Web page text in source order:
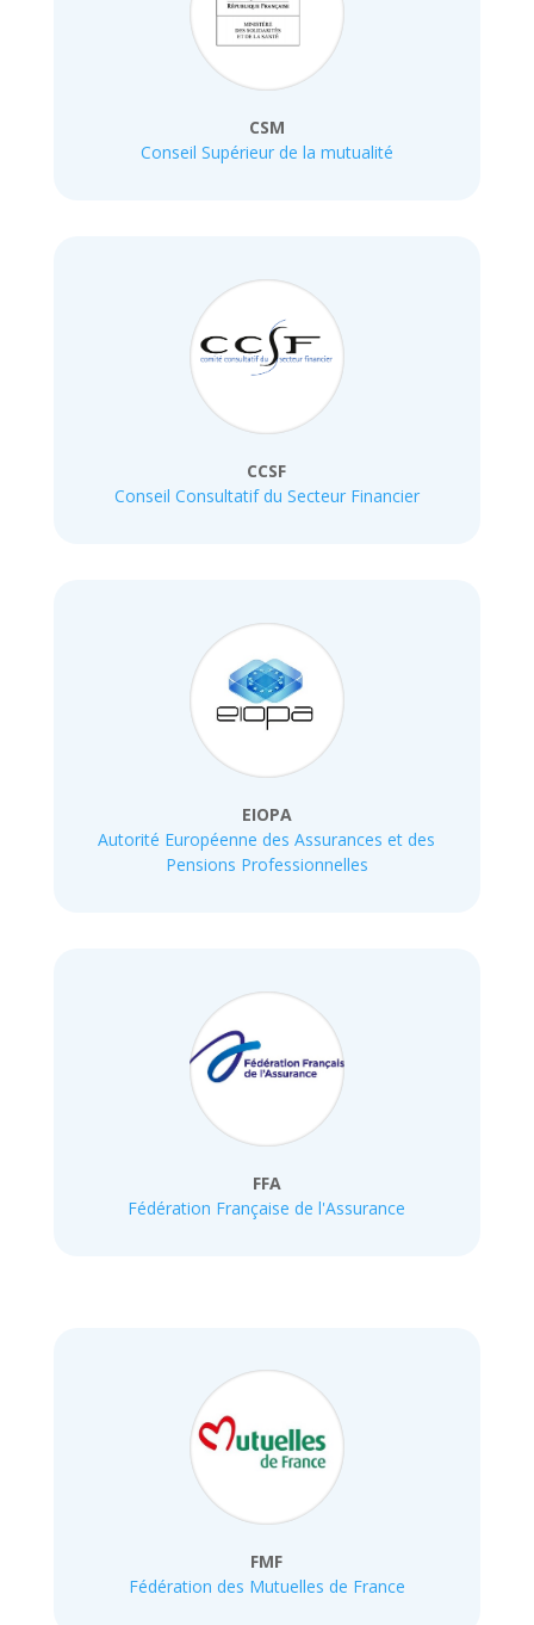
CSM
Conseil Supérieur de la mutualité
CCSF
Conseil Consultatif du Secteur Financier
EIOPA
Autorité Européenne des Assurances et des
Pensions Professionnelles
FFA
Fédération Française de l'Assurance
FMF
Fédération des Mutuelles de France